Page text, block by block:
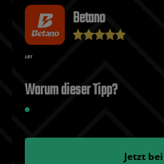
Betano
Warum dieser Tipp?
Jetzt bei